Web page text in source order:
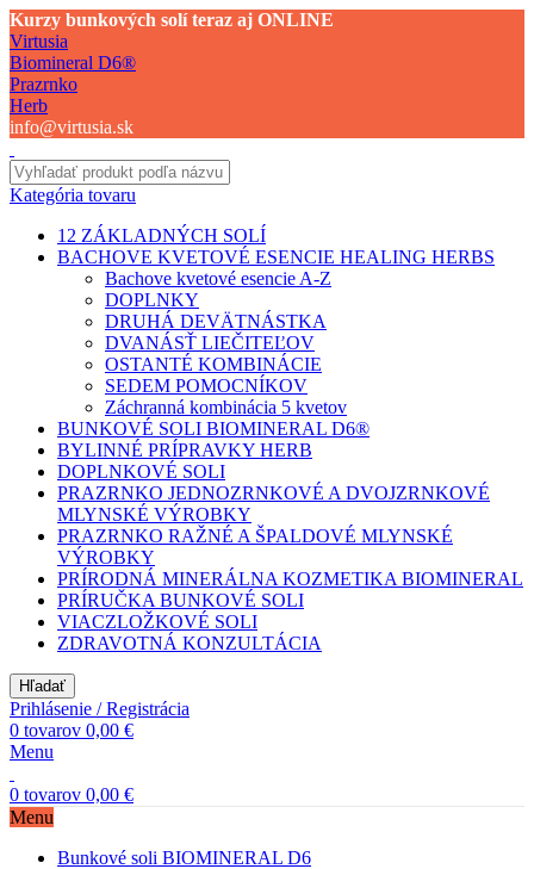
Kurzy bunkových solí teraz aj ONLINE
Virtusia
Biomineral D6®
Prazrnko
Herb
info@virtusia.sk
Kategória tovaru
12 ZÁKLADNÝCH SOLÍ
BACHOVE KVETOVÉ ESENCIE HEALING HERBS
Bachove kvetové esencie A-Z
DOPLNKY
DRUHÁ DEVÄTNÁSTKA
DVANÁSŤ LIEČITEĽOV
OSTANTÉ KOMBINÁCIE
SEDEM POMOCNÍKOV
Záchranná kombinácia 5 kvetov
BUNKOVÉ SOLI BIOMINERAL D6®
BYLINNÉ PRÍPRAVKY HERB
DOPLNKOVÉ SOLI
PRAZRNKO JEDNOZRNKOVÉ A DVOJZRNKOVÉ
MLYNSKÉ VÝROBKY
PRAZRNKO RAŽNÉ A ŠPALDOVÉ MLYNSKÉ
VÝROBKY
PRÍRODNÁ MINERÁLNA KOZMETIKA BIOMINERAL
PRÍRUČKA BUNKOVÉ SOLI
VIACZLOŽKOVÉ SOLI
ZDRAVOTNÁ KONZULTÁCIA
Hľadať
Prihlásenie / Registrácia
0 tovarov 0,00 €
Menu
0 tovarov 0,00 €
Menu
Bunkové soli BIOMINERAL D6